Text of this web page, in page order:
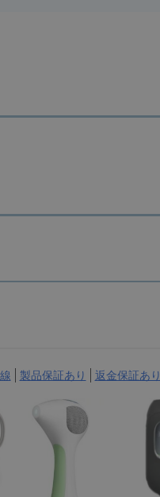
製品保証あり 返金保証あり